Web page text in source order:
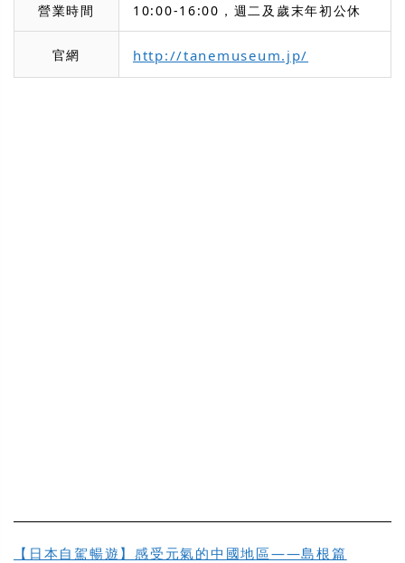
營業時間 10:00-16:00，週二及歲末年初公休
官網 http://tanemuseum.jp/
【日本自駕暢遊】感受元氣的中國地區——島根篇